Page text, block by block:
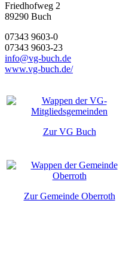
Friedhofweg 2
89290 Buch
07343 9603-0
07343 9603-23
info@vg-buch.de
www.vg-buch.de/
Zur VG Buch
Zur Gemeinde Oberroth